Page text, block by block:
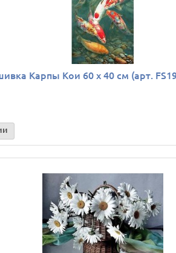
Карпы Кои 60 х 40 см (арт.